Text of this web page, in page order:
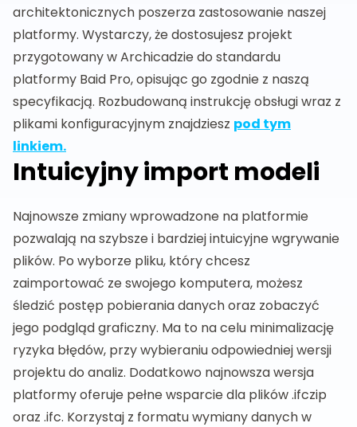
architektonicznych poszerza zastosowanie naszej
platformy. Wystarczy, że dostosujesz projekt
przygotowany w Archicadzie do standardu
platformy Baid Pro, opisując go zgodnie z naszą
specyfikacją. Rozbudowaną instrukcję obsługi wraz z
plikami konfiguracyjnym znajdziesz pod tym
linkiem.
Intuicyjny import modeli
Najnowsze zmiany wprowadzone na platformie
pozwalają na szybsze i bardziej intuicyjne wgrywanie
plików. Po wyborze pliku, który chcesz
zaimportować ze swojego komputera, możesz
śledzić postęp pobierania danych oraz zobaczyć
jego podgląd graficzny. Ma to na celu minimalizację
ryzyka błędów, przy wybieraniu odpowiedniej wersji
projektu do analiz. Dodatkowo najnowsza wersja
platformy oferuje pełne wsparcie dla plików .ifczip
oraz .ifc. Korzystaj z formatu wymiany danych w